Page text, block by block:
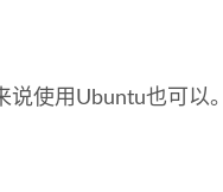
使用Ubuntu也可以。